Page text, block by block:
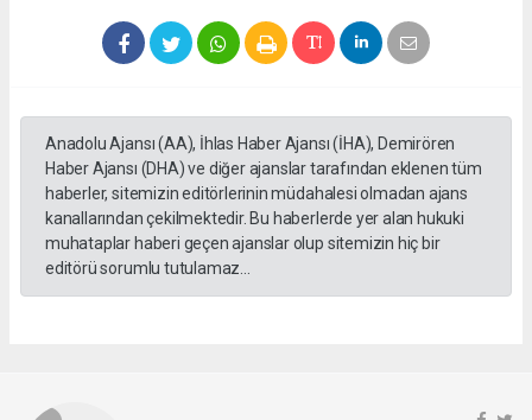
Anadolu Ajansı (AA), İhlas Haber Ajansı (İHA), Demirören
Haber Ajansı (DHA) ve diğer ajanslar tarafından eklenen tüm
haberler, sitemizin editörlerinin müdahalesi olmadan ajans
kanallarından çekilmektedir. Bu haberlerde yer alan hukuki
muhataplar haberi geçen ajanslar olup sitemizin hiç bir
editörü sorumlu tutulamaz...